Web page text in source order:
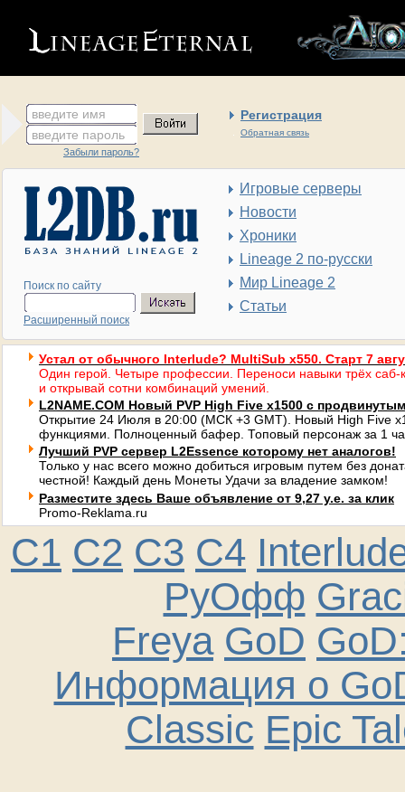
введите имя Регистрация
Обратная связь
введите пароль
Забыли пароль?
Поиск по сайту
Расширенный поиск
Игровые серверы
Новости
Хроники
Lineage 2 по-русски
Мир Lineage 2
Статьи
Устал от обычного Interlude? MultiSub x550. Старт 7
Один герой. Четыре профессии. Переноси навыки трёх саб-
и открывай сотни комбинаций умений.
L2NAME.COM Новый PVP High Five x1500 с
Открытие 24 Июля в 20:00 (МСК +3 GMT). Новый High Five
функциями. Полноценный бафер. Топовый персонаж за 1
Лучший PVP сервер L2Essence которому нет аналогов!
Только у нас всего можно добиться игровым путем без
честной! Каждый день Монеты Удачи за владение замком!
Разместите здесь Ваше объявление от 9,27 у.е. за клик
Promo-Reklama.ru
C1 C2 C3 C4
РуОфф
Freya GoD
Информация о
Classic Epic